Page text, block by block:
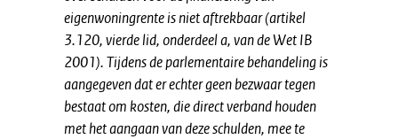
eigenwoningrente is niet aftrekbaar (artikel
3.120, vierde lid, onderdeel a, van de Wet IB
2001). Tijdens de parlementaire behandeling is
aangegeven dat er echter geen bezwaar tegen
bestaat om kosten, die direct verband houden
met het aangaan van deze schulden, mee te